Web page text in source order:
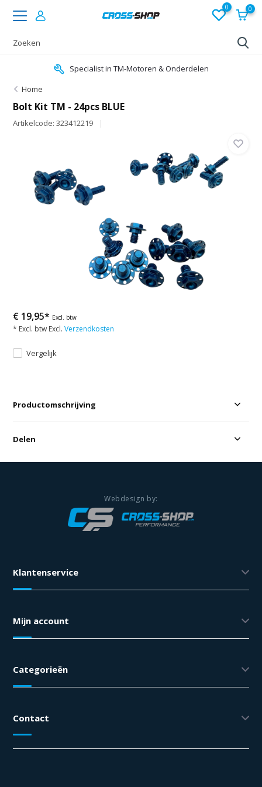
0 0
Specialist in TM-Motoren & Onderdelen
Home
Bolt Kit TM - 24pcs BLUE
Artikelcode: 323412219
€ 19,95* Excl. btw
* Excl. btw Excl.Verzendkosten
Vergelijk
Productomschrijving
Delen
Klantenservice
Mijn account
Categorieën
Contact